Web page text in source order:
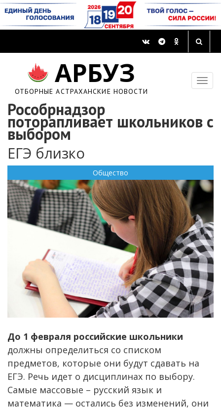
АРБУЗ
ОТБОРНЫЕ АСТРАХАНСКИЕ НОВОСТИ
Рособрнадзор
поторапливает школьников с
выбором
ЕГЭ близко
Общество
До 1 февраля российские школьники
должны определиться со списком
предметов, которые они будут сдавать на
ЕГЭ. Речь идет о дисциплинах по выбору.
Самые массовые – русский язык и
математика — остались без изменений, они